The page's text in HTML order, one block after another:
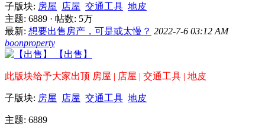
子版块: 房屋 店屋 交通工具 地皮
主题: 6889 · 帖数: 5万
最新: 想要出售房产，可是或太慢？ 2022-7-6 03:12 AM
boonproperty
【出售】
此版块给予大家出顶 房屋 | 店屋 | 交通工具 | 地皮
子版块: 房屋 店屋 交通工具 地皮
主题: 6889